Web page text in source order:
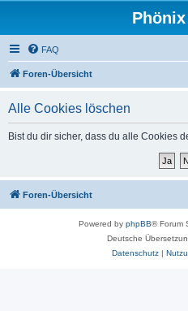
FAQ
Foren-Übersicht
Alle Cookies löschen
Bist du dir sicher, dass du alle Cookies
Foren-Übersicht
Powered by phpBB® Forum
Deutsche
Datenschutz|